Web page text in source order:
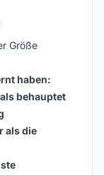
Größe
haben:
behauptet
als die